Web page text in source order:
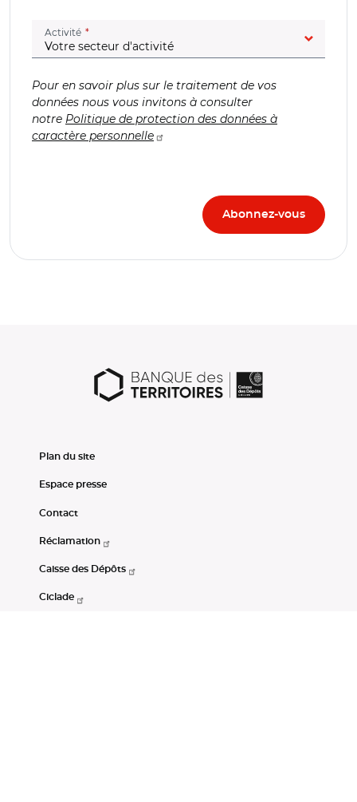
Activité (champ obligatoire)
Pour en savoir plus sur le traitement de vos
données nous vous invitons à consulter
notre Politique de protection des données à
caractère personnelle
Plan du site
Espace presse
Contact
Réclamation
Caisse des Dépôts
Ciclade